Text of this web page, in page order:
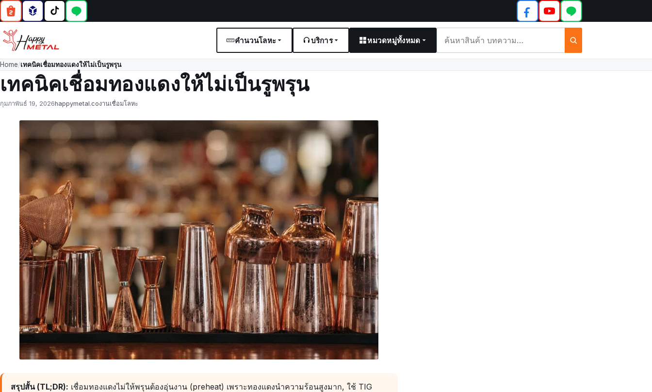
คำนวนโลหะ บริการ หมวดหมู่ทั้งหมด
และ
บทความ
Home/เทคนิคเชื่อมทองแดงให้ไม่เป็นรูพรุน
เทคนิคเชื่อมทองแดงให้ไม่เป็นรูพรุน
Posted
กุมภาพันธ์ 19, 2026by
happymetal.coin
งานเชื่อมโลหะ
สรุปสั้น (TL;DR): เชื่อมทองแดงไม่ให้พรุนต้องอุ่นงาน (preheat) เพราะทองแดงนำความร้อนสูงมาก, ใช้ TIG